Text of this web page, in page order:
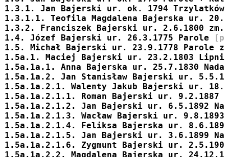
1.3.1. Jan Bajerski ur. ok. 1794 Trzylatków
1.3.1.1. Teofila Magdalena Bajerska ur.
1.3.2. Franciszek Bajerski ur. 2.6.1800 zm.
1.4. Józef Bajerski ur. 26.3.1775 Parole
1.5. Michał Bajerski ur. 23.9.1778 Parole
1.5a.1. Maciej
Bajerski ur. 23.2.1803 Lipnik
1.5a.1a.1. Anna Bajerska ur. 25.7.1830
1.5a.1a.2. Jan Stanisław Bajerski ur.
1.5a.1a.2.1. Walenty Jakub Bajerski ur.
1.5a.1a.2.1.1. Roman Bajerski ur. 9.2.1887
1.5a.1a.2.1.2. Jan Bajerski ur. 6.5.1892
1.5a.1a.2.1.3. Wacław Bajerski ur. 9.8.1893
1.5a.1a.2.1.4. Feliksa Bajerska ur.
1.5a.1a.2.1.5. Jan Bajerski ur. 3.6.1899
1.5a.1a.2.1.6. Zygmunt Bajerski ur.
1.5a.1a.2.2. Magdalena Bajerska ur.